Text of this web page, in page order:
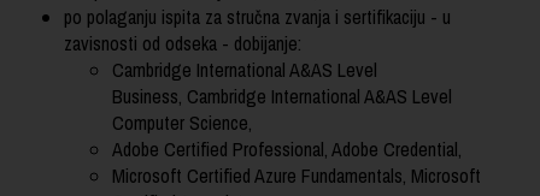
po polaganju ispita za stručna zvanja i sertifikaciju - u
zavisnosti od odseka - dobijanje:
Cambridge International A&AS Level
Business, Cambridge International A&AS Level
Computer Science,
Adobe Certified Professional, Adobe Credential,
Microsoft Certified Azure Fundamentals, Microsoft